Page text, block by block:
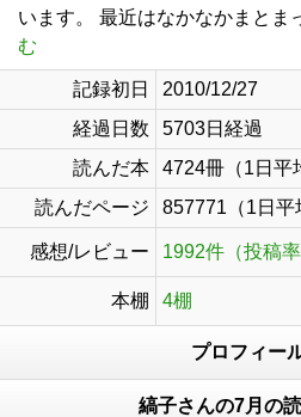
います。 最近はなかなかまとま
む
記録初日
2010/12/27
経過日数
5703日経過
読んだ本
4724冊（1日平
読んだページ
857771（1日平
感想/レビュー 1992件（投稿率
本棚 4棚
プロフィー
縞子さんの7月の